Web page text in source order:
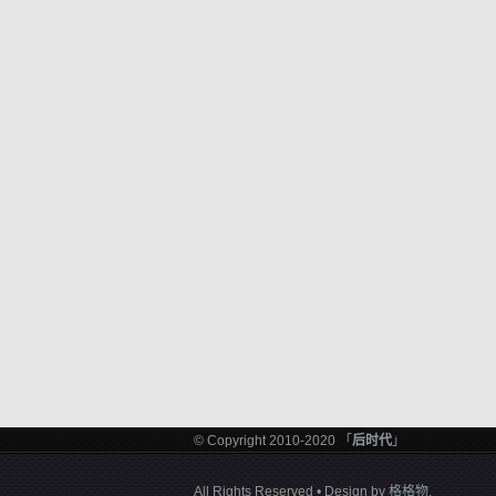
© Copyright 2010-2020 「 后时代 」
All Rights Reserved • Design by 格格物.